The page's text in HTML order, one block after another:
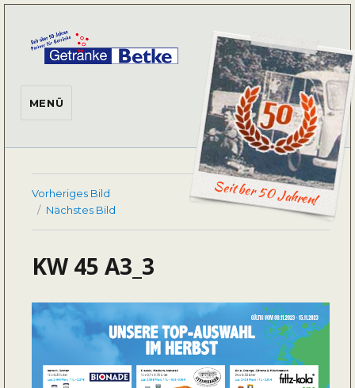
Seit ber 50 Jahren!
MENÜ
Vorheriges Bild
Nächstes Bild
KW 45 A3_3